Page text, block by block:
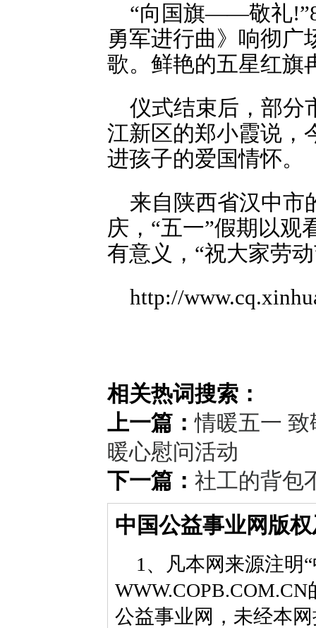
“向国旗——敬礼
勇军进行曲》响彻广
歌。鲜艳的五星红旗
仪式结束后，部分
江新区的郑小霞说，
进孩子的爱国情怀。
来自陕西省汉中市
庆，“五一”假期以观
有意义，“祝大家劳
http://
相关热词搜索：
上一篇：情暖五一
暖心慰问活动
下一篇： 社工的背包
中国公益事业网版
1、凡本网来源注明
公益事业网，未经本